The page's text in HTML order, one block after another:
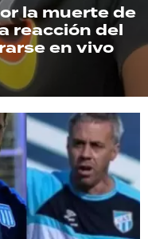
la muerte de
reacción del
en vivo